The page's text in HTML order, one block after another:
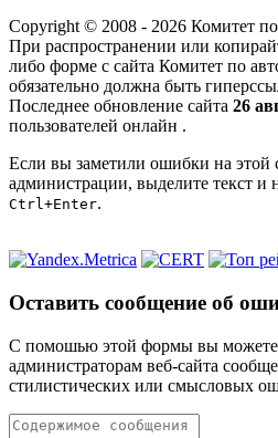
Copyright © 2008 - 2026 Комитет
При распространении или
либо форме с сайта Комитет по
обязательно должна быть
Последнее обновление сайта 26
пользователей онлайн .
Если вы заметили ошибки на этой
администрации, выделите текст
Ctrl+Enter.
Оставить сообщение об
С помошью этой формы вы можете
администраторам веб-сайта
стилистических или смысловых